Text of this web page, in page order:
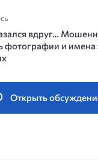
вдруг…
фотографии и
Открыть